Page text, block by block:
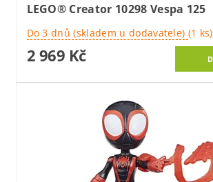
LEGO® Creator 10298 Vespa 125
Do 3 dnů (skladem u dodavatele) (1 ks)
2 969 Kč